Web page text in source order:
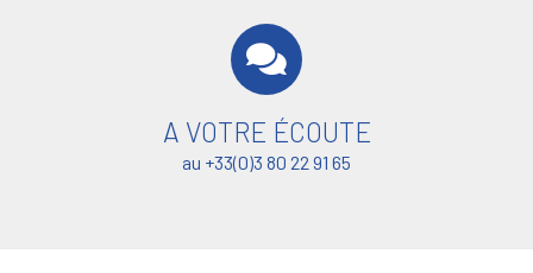
A VOTRE ÉCOUTE
au +33(0)3 80 22 91 65